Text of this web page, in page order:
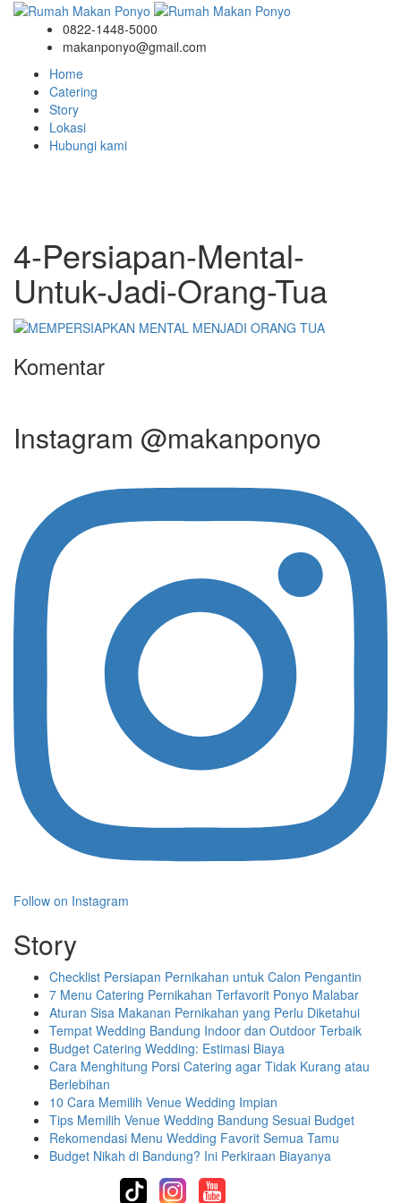
0822-1448-5000
makanponyo@gmail.com
Home
Catering
Story
Lokasi
Hubungi kami
4-Persiapan-Mental-
Untuk-Jadi-Orang-Tua
Komentar
Instagram @makanponyo
Follow on Instagram
Story
Checklist Persiapan Pernikahan untuk Calon Pengantin
7 Menu Catering Pernikahan Terfavorit Ponyo Malabar
Aturan Sisa Makanan Pernikahan yang Perlu Diketahui
Tempat Wedding Bandung Indoor dan Outdoor Terbaik
Budget Catering Wedding: Estimasi Biaya
Cara Menghitung Porsi Catering agar Tidak Kurang atau
Berlebihan
10 Cara Memilih Venue Wedding Impian
Tips Memilih Venue Wedding Bandung Sesuai Budget
Rekomendasi Menu Wedding Favorit Semua Tamu
Budget Nikah di Bandung? Ini Perkiraan Biayanya